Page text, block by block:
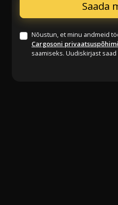
Nõustun, et minu andmeid
Cargosoni
saamiseks. Uudiskirjast